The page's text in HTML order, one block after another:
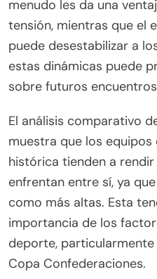
menudo les da una
tensión, mientras que el
puede desestabilizar a
estas dinámicas puede
sobre futuros
El análisis comparativo
muestra que los
histórica tienden a
enfrentan entre sí, ya
como más altas. Esta
importancia de los
deporte,
Copa Confederaciones.